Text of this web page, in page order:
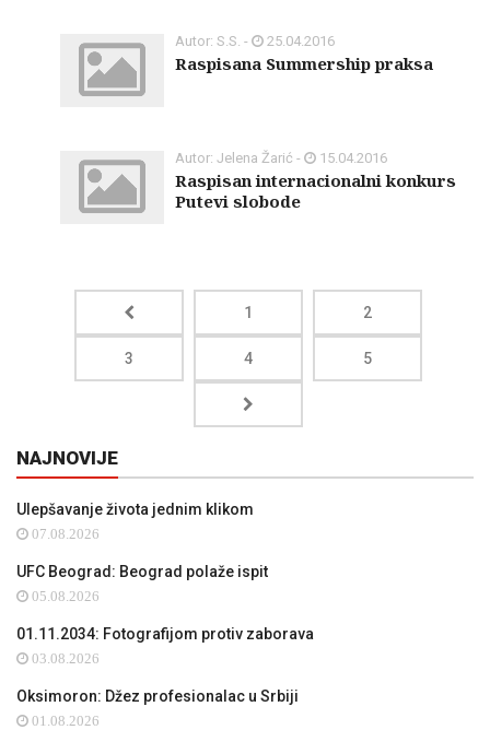
Autor: S.S. - 25.04.2016
Raspisana Summership praksa
Autor: Jelena Žarić - 15.04.2016
Raspisan internacionalni konkurs
Putevi slobode
1 2
3 4 5
NAJNOVIJE
Ulepšavanje života jednim klikom
07.08.2026
UFC Beograd: Beograd polaže ispit
05.08.2026
01.11.2034: Fotografijom protiv zaborava
03.08.2026
Oksimoron: Džez profesionalac u Srbiji
01.08.2026